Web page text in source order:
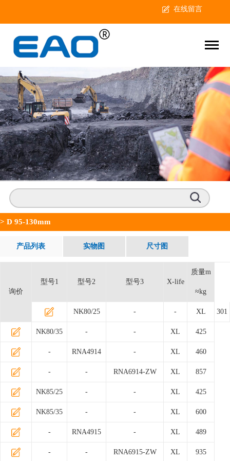
在线留言
> D 95-130mm
产品列表 实物图 尺寸图
询价
型号1 型号2 型号3 X-life
质量m
≈kg
NK80/25 - - XL 301
NK80/35 - - XL 425
- RNA4914 - XL 460
- - RNA6914-ZW XL 857
NK85/25 - - XL 425
NK85/35 - - XL 600
- RNA4915 - XL 489
- - RNA6915-ZW XL 935